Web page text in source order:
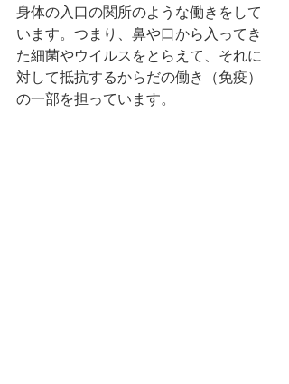
身体の入口の関所のような働きをして
います。つまり、鼻や口から入ってき
た細菌やウイルスをとらえて、それに
対して抵抗するからだの働き（免疫）
の一部を担っています。